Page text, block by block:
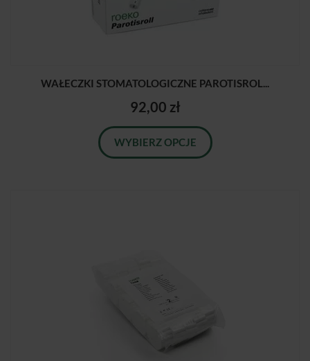
WAŁECZKI STOMATOLOGICZNE PAROTISROL...
92,00 zł
WYBIERZ OPCJE